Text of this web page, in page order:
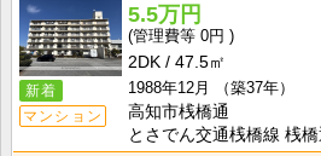
新着
マンション
5.5万円
0円
2DK
47.5㎡
1988年12月
（築37年）
高知市桟橋通
とさでん交通桟橋線 桟